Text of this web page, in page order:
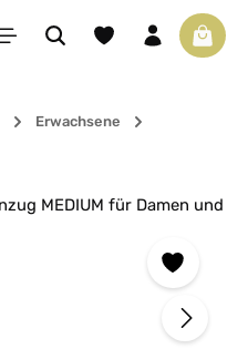
Du hast 0 Produkte
Erwachsene